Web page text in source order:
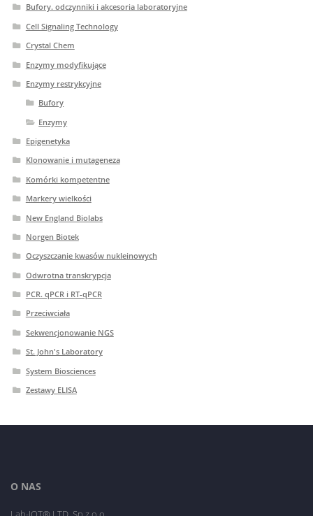
Bufory. odczynniki i akcesoria laboratoryjne
Cell Signaling Technology
Crystal Chem
Enzymy modyfikujące
Enzymy restrykcyjne
Bufory
Enzymy
Epigenetyka
Klonowanie i mutageneza
Komórki kompetentne
Markery wielkości
New England Biolabs
Norgen Biotek
Oczyszczanie kwasów nukleinowych
Odwrotna transkrypcja
PCR. qPCR i RT-qPCR
Przeciwciała
Sekwencjonowanie NGS
St. John's Laboratory
System Biosciences
Zestawy ELISA
O NAS